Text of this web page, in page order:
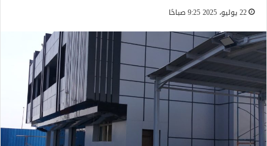
22 يوليو، 2025 9:25 صباحًا